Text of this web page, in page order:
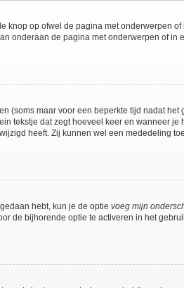
knop op ofwel de pagina met onderwerpen
onderaan de pagina met onderwerpen of in
(soms maar voor een beperkte tijd nadat het
tekstje dat zegt hoeveel keer en wanneer je
heeft. Zij kunnen wel een mededeling
hebt, kun je de optie voeg mijn
de bijhorende optie te activeren in het